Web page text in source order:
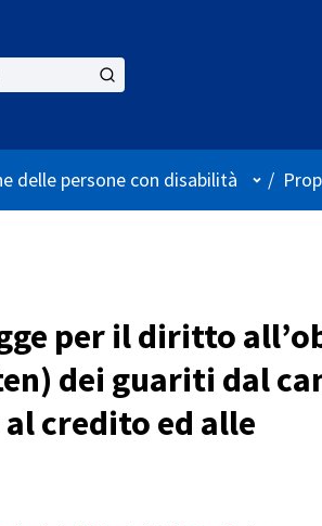
delle persone con disabilità User
/
per il diritto
dei guariti dal
al credito ed alle